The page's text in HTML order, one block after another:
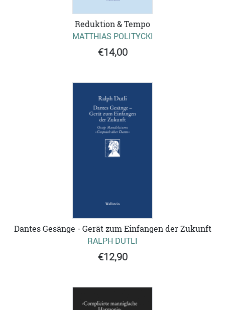
Reduktion & Tempo
MATTHIAS POLITYCKI
€14,00
Dantes Gesänge - Gerät zum Einfangen der Zukunft
RALPH DUTLI
€12,90